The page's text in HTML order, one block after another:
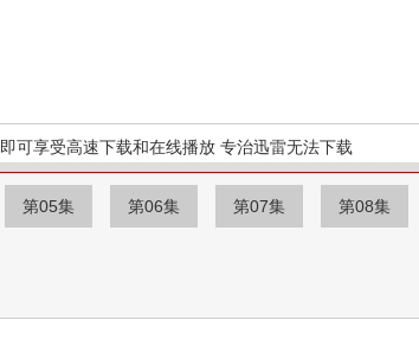
可享受高速下载和在线播放 专治迅雷无法下载
第05集 第06集 第07集 第08集